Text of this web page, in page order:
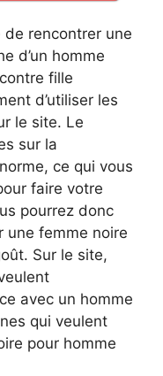
de rencontrer une
d’un homme
fille
d’utiliser les
le site. Le
sur la
ce qui vous
faire votre
pourrez donc
une femme noire
Sur le site,
avec un homme
qui veulent
pour homme